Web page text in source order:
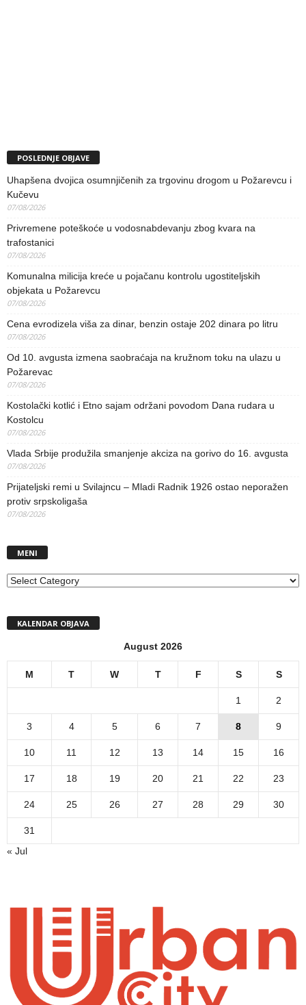
POSLEDNJE OBJAVE
Uhapšena dvojica osumnjičenih za trgovinu drogom u Požarevcu i
Kučevu
07/08/2026
Privremene poteškoće u vodosnabdevanju zbog kvara na
trafostanici
07/08/2026
Komunalna milicija kreće u pojačanu kontrolu ugostiteljskih
objekata u Požarevcu
07/08/2026
Cena evrodizela viša za dinar, benzin ostaje 202 dinara po litru
07/08/2026
Od 10. avgusta izmena saobraćaja na kružnom toku na ulazu u
Požarevac
07/08/2026
Kostolački kotlić i Etno sajam održani povodom Dana rudara u
Kostolcu
07/08/2026
Vlada Srbije produžila smanjenje akciza na gorivo do 16. avgusta
07/08/2026
Prijateljski remi u Svilajncu – Mladi Radnik 1926 ostao neporažen
protiv srpskoligaša
07/08/2026
MENI
MENI
KALENDAR OBJAVA
August 2026
M T W T F S S
1 2
3 4 5 6 7 8 9
10 11 12 13 14 15 16
17 18 19 20 21 22 23
24 25 26 27 28 29 30
31
« Jul